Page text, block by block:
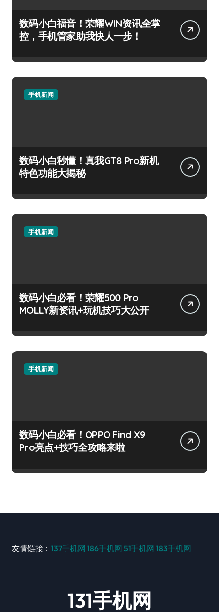
数码小白福音！荣耀WIN资讯全掌
控，手机管家助我快人一步！
手机新闻
数码小白秒懂！真我GT8 Pro新机
特色功能大揭秘
手机新闻
数码小白必看！荣耀500 Pro
MOLLY新资讯+玩机技巧大公开
手机新闻
数码小白必看！OPPO Find X9
Pro亮点+技巧全攻略来啦
友情链接： 137手机网 186手机网 51手机网 183手机网
131手机网